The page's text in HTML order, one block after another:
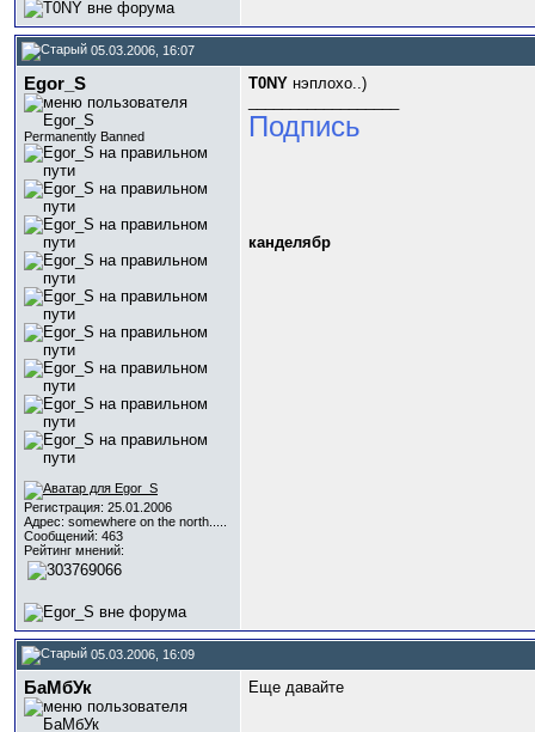
05.03.2006, 16:07
Egor_S
Permanently Banned
Регистрация: 25.01.2006
Адрес: somewhere on the north.....
Сообщений: 463
Рейтинг мнений:
T0NY нэплохо..)
Подпись
канделябр
05.03.2006, 16:09
БаМбУк Еще давайте